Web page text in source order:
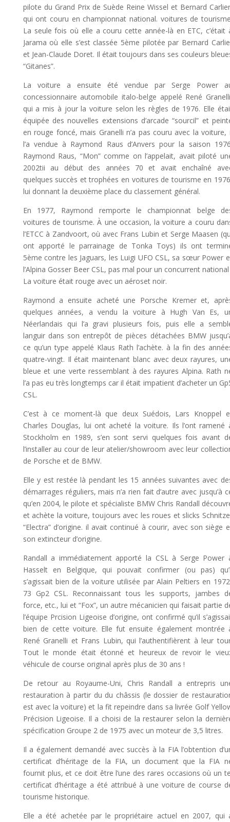
pilote du Grand Prix de Suède Reine Wissel et Bernard
qui ont couru en championnat national. voitures de
La seule fois où elle a couru cette année-là en ETC, c’était
Jarama où elle s’est classée 5ème pilotée par Bernard
et Jean-Claude Doret. Il était toujours dans ses couleurs
“Gitanes”.
La voiture a ensuite été vendue par Serge Power
concessionnaire automobile italo-belge appelé René
qui a mis à jour la voiture selon les règles de 1976. Elle
équipée des nouvelles extensions d’arcade “sourcil” et
en rouge foncé, mais Granelli n’a pas couru avec la voiture,
l’a vendue à Raymond Raus d’Anvers pour la saison
Raymond Raus, “Mon” comme on l’appelait, avait piloté
2002tii au début des années 70 et avait enchaîné
quelques succès et trophées en voitures de tourisme en
lui donnant la deuxième place du classement général.
En 1977, Raymond remporte le championnat belge
voitures de tourisme. À une occasion, la voiture a couru
l’ETCC à Zandvoort, où avec Frans Lubin et Serge Maasen
ont apporté le parrainage de Tonka Toys) ils ont
5ème contre les Jaguars, les Luigi UFO CSL, sa sœur Power
l’Alpina Gosser Beer CSL, pas mal pour un concurrent national
La voiture était rouge avec un aéroset noir.
Raymond a ensuite acheté une Porsche Kremer et,
quelques années, a vendu la voiture à Hugh Van Es,
Néerlandais qui l’a gravi plusieurs fois, puis elle a
languir dans son entrepôt de pièces détachées BMW
ce qu’un type appelé Klaus Rath l’achète. à la fin des
quatre-vingt. Il était maintenant blanc avec deux rayures,
bleue et une verte ressemblant à des rayures Alpina. Rath
l’a pas eu très longtemps car il était impatient d’acheter un
CSL.
C’est à ce moment-là que deux Suédois, Lars Knoppel
Charles Douglas, lui ont acheté la voiture. Ils l’ont ramené
Stockholm en 1989, s’en sont servi quelques fois avant
l’installer au cour de leur atelier/showroom avec leur
de Porsche et de BMW.
Elle y est restée là pendant les 15 années suivantes avec
démarrages réguliers, mais n’a rien fait d’autre avec jusqu’à
qu’en 2004, le pilote et spécialiste BMW Chris Randall
et achète la voiture, toujours avec les roues et slicks
“Electra” d’origine. il avait continué à courir, avec son siège
son extincteur d’origine.
Randall a immédiatement apporté la CSL à Serge Power
Hasselt en Belgique, qui pouvait confirmer (ou pas)
s’agissait bien de la voiture utilisée par Alain Peltiers en
73 Gp2 CSL. Reconnaissant tous les supports, jambes
force, etc., lui et “Fox”, un autre mécanicien qui faisait partie
l’équipe Prcision Ligeoise d’origine, ont confirmé qu’il
bien de cette voiture. Elle fut ensuite également montrée
René Granelli et Frans Lubin, qui l’authentifièrent à leur
Tout le monde était étonné et heureux de revoir le
véhicule de course original après plus de 30 ans !
De retour au Royaume-Uni, Chris Randall a entrepris
restauration à partir du du châssis (le dossier de
est avec la voiture) et la fit repeindre dans sa livrée Golf
Précision Ligeoise. Il a choisi de la restaurer selon la
spécification Groupe 2 de 1975 avec un moteur de 3,5 litres.
Il a également demandé avec succès à la FIA l’obtention
certificat d’héritage de la FIA, un document que la FIA
fournit plus, et ce doit être l’une des rares occasions où un
certificat d’héritage a été attribué à une voiture de course
tourisme historique.
Elle a été achetée par le propriétaire actuel en 2007, qui